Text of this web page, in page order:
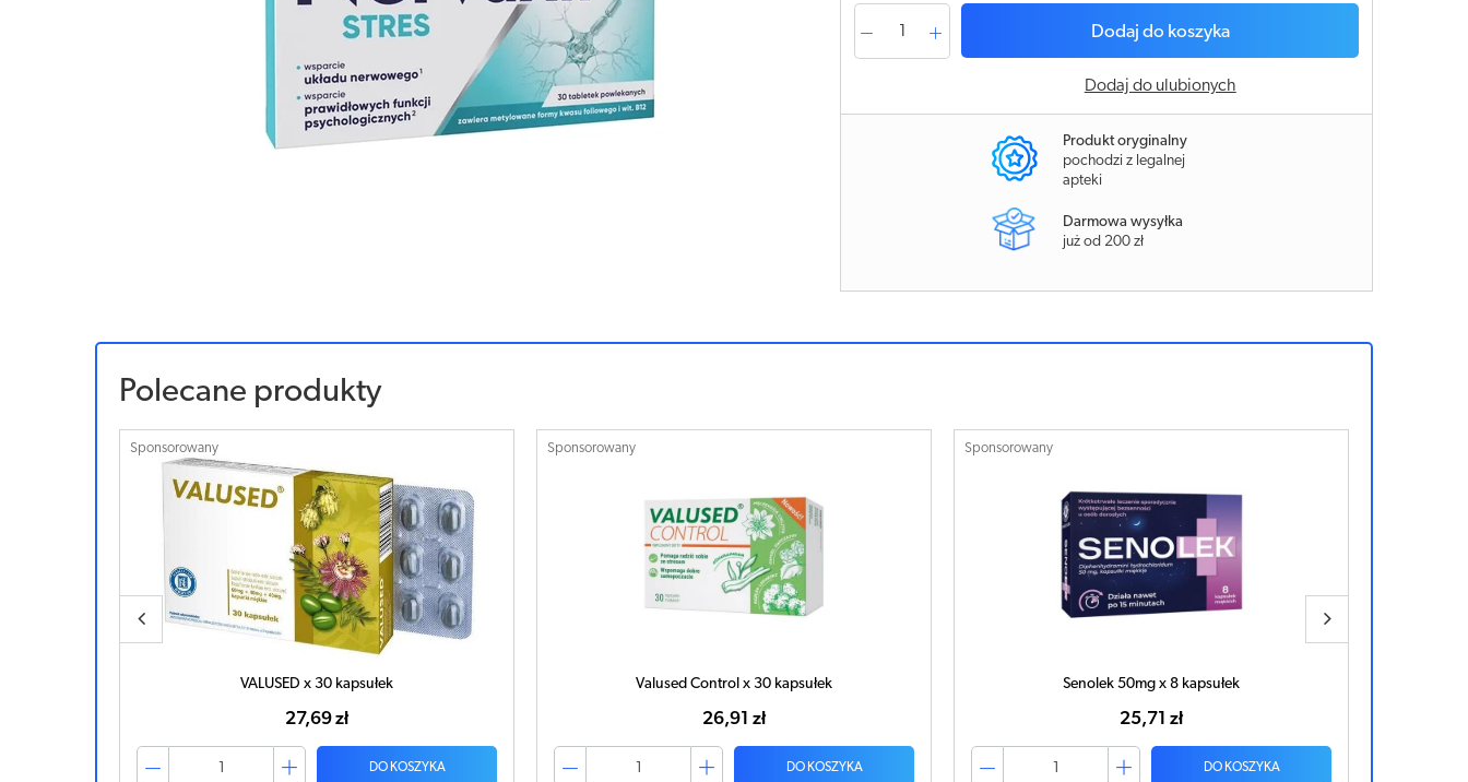
Dodaj do koszyka
Dodaj do ulubionych
Produkt oryginalny
pochodzi z legalnej
apteki
Darmowa wysyłka
już od 200 zł
Polecane produkty
Sponsorowany
VALUSED x 30 kapsułek
27,69 zł
DO KOSZYKA
Sponsorowany
Valused Control x 30 kapsułek
26,91 zł
DO KOSZYKA
Sponsorowany
Senolek 50mg x 8 kapsułek
25,71 zł
DO KOSZYKA